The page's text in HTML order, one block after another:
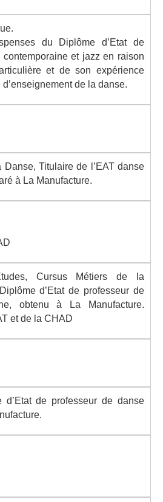
du Diplôme d’Etat de
et jazz en raison
et de son expérience
de la danse.
Titulaire de l’EAT danse
à La Manufacture.
Cursus Métiers de la
d’Etat de professeur de
obtenu à La Manufacture.
et de la CHAD
d’Etat de professeur de danse